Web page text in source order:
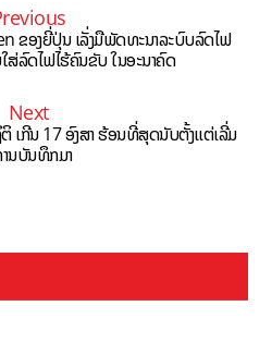
ຂອງຍີ່ປຸ່ນ ເລັ່ງມືພັດທະນາລະບົບລົດໄຟ
ສ່ລົດໄຟໄຮ້ຄົນຂັບ ໃນອະນາຄົດ
Next
ເກີນ 17​ ອົງສາ ຮ້ອນທີ່ສຸດນັບຕັ້ງແຕ່ເລີ່ມ
ນບັນທຶກມາ